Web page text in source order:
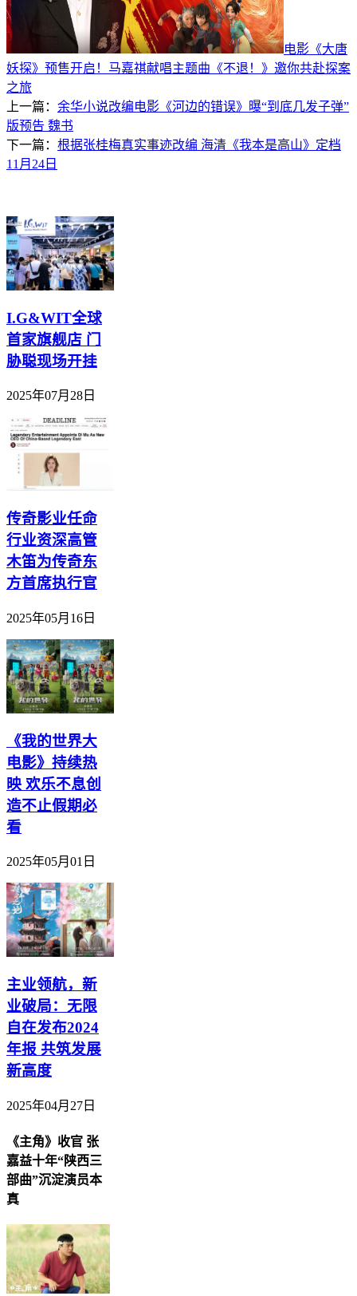
电影《大唐
妖探》预售开启！马嘉祺献唱主题曲《不退！》邀你共赴探案
之旅
上一篇： 余华小说改编电影《河边的错误》曝“到底几发子弹”
版预告 魏书
下一篇： 根据张桂梅真实事迹改编 海清《我本是高山》定档
11月24日
I.G&WIT全球
首家旗舰店 门
胁聪现场开挂
2025年07月28日
传奇影业任命
行业资深高管
木笛为传奇东
方首席执行官
2025年05月16日
《我的世界大
电影》持续热
映 欢乐不息创
造不止假期必
看
2025年05月01日
主业领航，新
业破局：无限
自在发布2024
年报 共筑发展
新高度
2025年04月27日
《主角》收官 张
嘉益十年“陕西三
部曲”沉淀演员本
真